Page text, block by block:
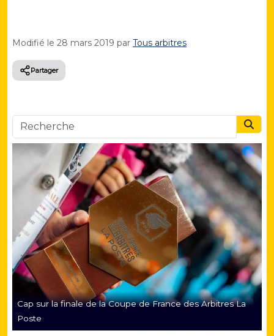
Modifié le 28 mars 2019 par Tous arbitres
Partager
Cap sur la finale de la Coupe de France des Arbitres La
Poste